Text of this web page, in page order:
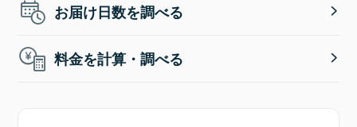
お届け日数を調べる
料金を計算・調べる